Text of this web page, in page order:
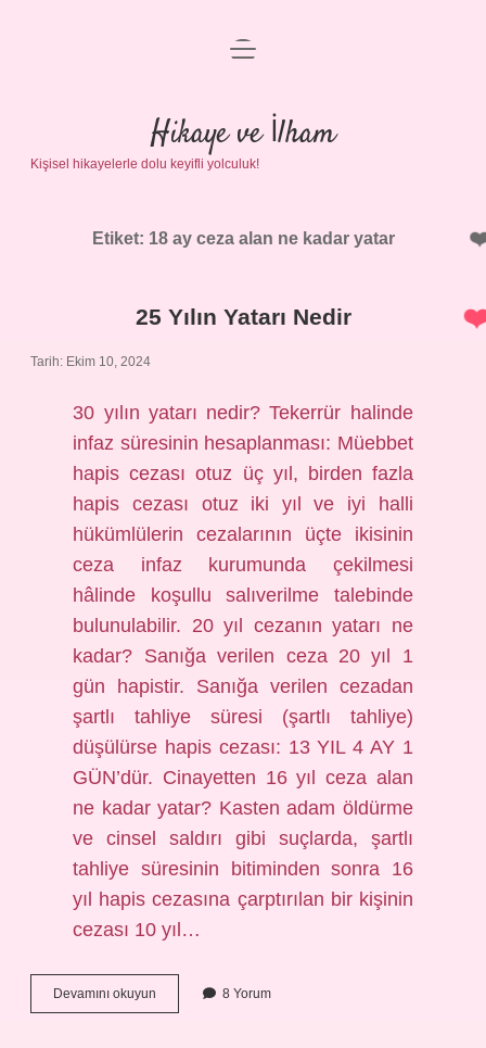
Anasayfa
Gizlilik Politikası
Yasal Uyarı
menüyü
Hikaye ve İlham
Kişisel hikayelerle dolu keyifli yolculuk!
Etiket: 18 ay ceza alan ne kadar yatar
25 Yılın Yatarı Nedir
Tarih: Ekim 10, 2024
30 yılın yatarı nedir? Tekerrür halinde
infaz süresinin hesaplanması: Müebbet
hapis cezası otuz üç yıl, birden fazla
hapis cezası otuz iki yıl ve iyi halli
hükümlülerin cezalarının üçte ikisinin
ceza infaz kurumunda çekilmesi
hâlinde koşullu salıverilme talebinde
bulunulabilir. 20 yıl cezanın yatarı ne
kadar? Sanığa verilen ceza 20 yıl 1
gün hapistir. Sanığa verilen cezadan
şartlı tahliye süresi (şartlı tahliye)
düşülürse hapis cezası: 13 YIL 4 AY 1
GÜN’dür. Cinayetten 16 yıl ceza alan
ne kadar yatar? Kasten adam öldürme
ve cinsel saldırı gibi suçlarda, şartlı
tahliye süresinin bitiminden sonra 16
yıl hapis cezasına çarptırılan bir kişinin
cezası 10 yıl…
Devamını okuyun
Yılın
8 Yorum